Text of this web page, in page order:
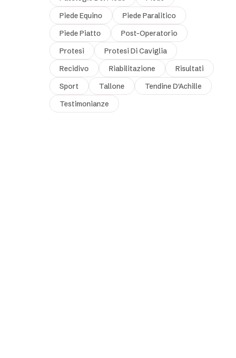
Piede Equino
Piede Paralitico
Piede Piatto
Post-Operatorio
Protesi
Protesi Di Caviglia
Recidivo
Riabilitazione
Risultati
Sport
Tallone
Tendine D'Achille
Testimonianze